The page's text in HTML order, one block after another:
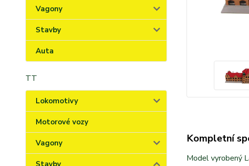
Vagony
Stavby
Auta
TT
Lokomotivy
Motorové vozy
Vagony
Stavby
Kompletní
Model vyrobený